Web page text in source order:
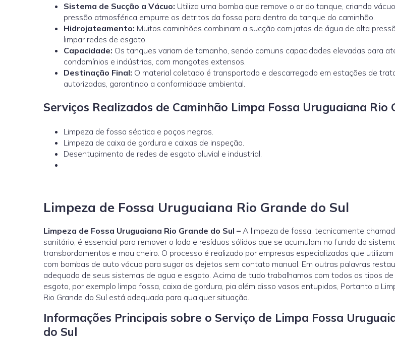
Sistema de Sucção a Vácuo: Utiliza uma bomba que remove o ar do tanque, criando
pressão atmosférica empurre os detritos da fossa para dentro do tanque do caminhão.
Hidrojateamento: Muitos caminhões combinam a sucção com jatos de água de alta
limpar redes de esgoto.
Capacidade: Os tanques variam de tamanho, sendo comuns capacidades elevadas para
condomínios e indústrias, com mangotes extensos.
Destinação Final: O material coletado é transportado e descarregado em estações de
autorizadas, garantindo a conformidade ambiental.
Serviços Realizados de Caminhão Limpa Fossa Uruguaiana Rio
Limpeza de fossa séptica e poços negros.
Limpeza de caixa de gordura e caixas de inspeção.
Desentupimento de redes de esgoto pluvial e industrial.
Limpeza de Fossa Uruguaiana Rio Grande do Sul
Limpeza de Fossa Uruguaiana Rio Grande do Sul – A limpeza de fossa, tecnicamente
sanitário, é essencial para remover o lodo e resíduos sólidos que se acumulam no fundo do
transbordamentos e mau cheiro. O processo é realizado por empresas especializadas que
com bombas de auto vácuo para sugar os dejetos sem contato manual. Em outras palavras
adequado de seus sistemas de agua e esgoto. Acima de tudo trabalhamos com todos os tipos
esgoto, por exemplo limpa fossa, caixa de gordura, pia além disso vasos entupidos, Portanto a
Rio Grande do Sul está adequada para qualquer situação.
Informações Principais sobre o Serviço de Limpa Fossa
do Sul